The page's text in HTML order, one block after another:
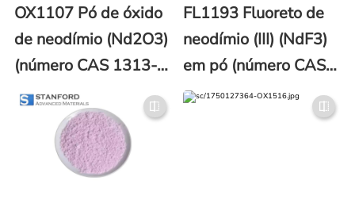
OX1107 Pó de óxido
de neodímio (Nd2O3)
(número CAS 1313-
97-9)
FL1193 Fluoreto de
neodímio (III) (NdF3)
em pó (número CAS
13709-42-7)